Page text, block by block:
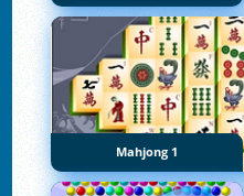
Mahjong 1